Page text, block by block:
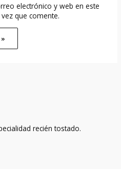
electrónico y web en este
que comente.
recién tostado.